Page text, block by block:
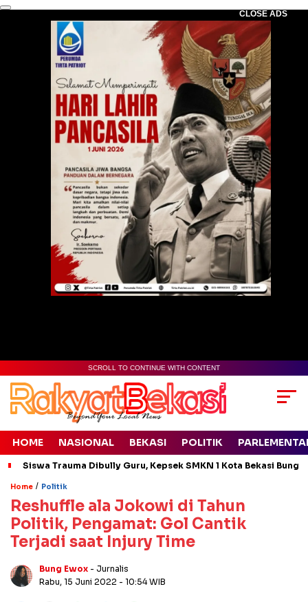
CLOSE ADS
SCROLL TO CONTINUE WITH CONTENT
HOME NASIONAL BEKASI POLITIK
Siswa Trauma Dibully Guru, Kepsek SMKN 1 Kota Bekasi
Home / Politik
Reshuffle ala Jokowi di Tahun
Politik, Pengamat: Gol Cantik
Terjadi saat Injury Time
Bung Ewox - Jurnalis
Rabu, 15 Juni 2022 - 10:54 WIB